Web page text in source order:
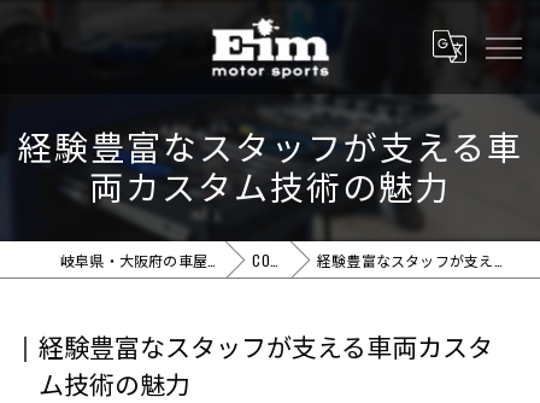
経験豊富なスタッフが支える車
両カスタム技術の魅力
COLUMN 経験豊富なスタッフが支える車両カスタム技術の魅力
経験豊富なスタッフが支える車両カスタ
ム技術の魅力